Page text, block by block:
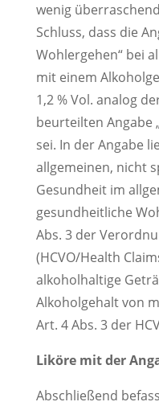
wenig
Schluss, dass die
Wohlergehen“ bei
mit einem
1,2 % Vol. analog
beurteilten Angabe
sei. In der Angabe
allgemeinen, nicht
Gesundheit im
gesundheitliche
Abs. 3 der
(HCVO/Health
alkoholhaltige
Alkoholgehalt von
Art. 4 Abs. 3 der
Liköre mit der
Abschließend